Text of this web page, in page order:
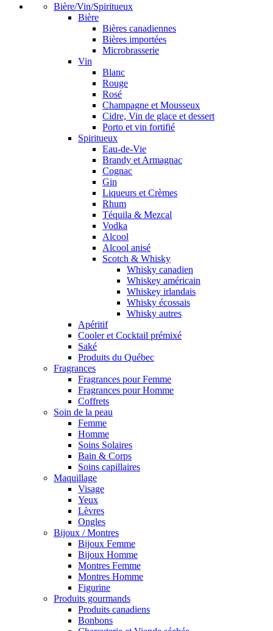
Bière/Vin/Spiritueux
Bière
Bières canadiennes
Bières importées
Microbrasserie
Vin
Blanc
Rouge
Rosé
Champagne et Mousseux
Cidre, Vin de glace et dessert
Porto et vin fortifié
Spiritueux
Eau-de-Vie
Brandy et Armagnac
Cognac
Gin
Liqueurs et Crèmes
Rhum
Téquila & Mezcal
Vodka
Alcool
Alcool anisé
Scotch & Whisky
Whisky canadien
Whiskey américain
Whiskey irlandais
Whisky écossais
Whisky autres
Apéritif
Cooler et Cocktail prémixé
Saké
Produits du Québec
Fragrances
Fragrances pour Femme
Fragrances pour Homme
Coffrets
Soin de la peau
Femme
Homme
Soins Solaires
Bain & Corps
Soins capillaires
Maquillage
Visage
Yeux
Lèvres
Ongles
Bijoux / Montres
Bijoux Femme
Bijoux Homme
Montres Femme
Montres Homme
Figurine
Produits gourmands
Produits canadiens
Bonbons